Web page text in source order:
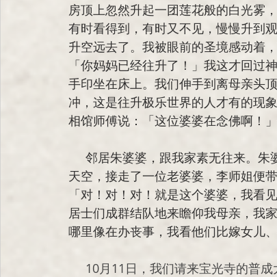
房顶上忽然升起一团莲花般的白光雾
有时看得到，有时又不见，慢慢升到
升空远去了。我被眼前的圣境感动着
「你妈妈已经往升了！」我这才回过
手印坐在床上。我们伸手到离母亲头
冲，这是往升极乐世界的人才有的现
相馆师傅说：「这位婆婆在念佛啊！
天空，接走了一位老婆婆，李师姐便
「对！对！对！就是这个婆婆，我看
居士们成群结队地来瞻仰我母亲，我
哪里像在办丧事，我看他们比嫁女儿